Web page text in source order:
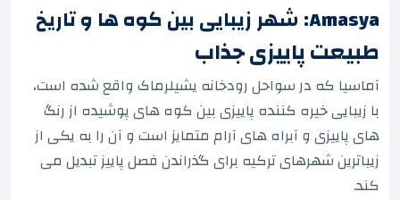
Amasya: شهر زیبایی بین کوه ها و تاریخ
طبیعت پاییزی جذاب
آماسیا که در سواحل رودخانه یشیلرماک واقع شده است،
با زیبایی خیره کننده پاییزی بین کوه های پوشیده از رنگ
های پاییزی و آبراه های آرام متمایز است و آن را به یکی از
زیباترین شهرهای ترکیه برای گذراندن فصل پاییز تبدیل می
کند.